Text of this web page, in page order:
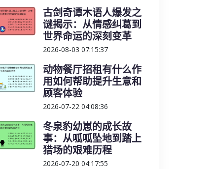
古剑奇谭木语人爆发之
谜揭示：从情感纠葛到
世界命运的深刻变革
2026-08-03 07:15:37
动物餐厅招租有什么作
用如何帮助提升生意和
顾客体验
2026-07-22 04:08:36
冬泉豹幼崽的成长故
事：从呱呱坠地到踏上
猎场的艰难历程
2026-07-20 04:17:55